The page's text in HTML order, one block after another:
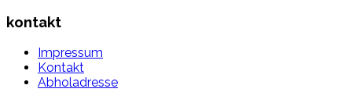
kontakt
Impressum
Kontakt
Abholadresse